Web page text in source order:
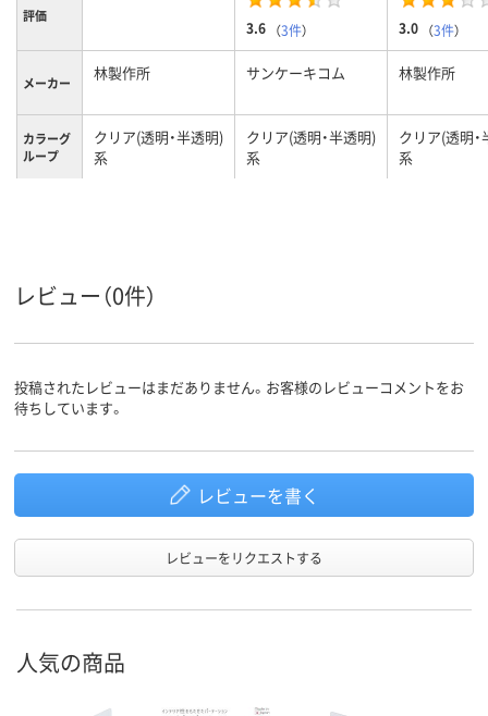
評価
3.6 （3件） 3.0 （3件）
メーカー 林製作所 サンケーキコム 林製作所
カラーグ
ループ
クリア(透明・半透明)
系
クリア(透明・半透明)
系
クリア(透明
系
レビュー（0件）
投稿されたレビューはまだありません。お客様のレビューコメントをお
待ちしています。
レビューを書く
レビューをリクエストする
人気の商品